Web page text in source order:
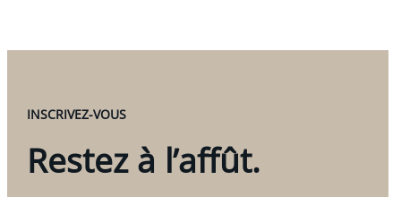
INSCRIVEZ-VOUS
Restez à l’affût.